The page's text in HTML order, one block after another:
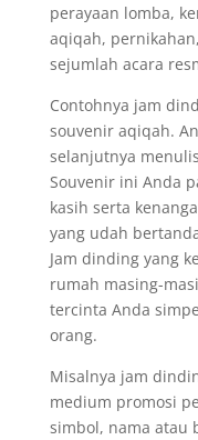
perayaan lomba,
aqiqah,
sejumlah acara
Contohnya jam
souvenir aqiqah.
selanjutnya
Souvenir ini Anda
kasih serta
yang udah
Jam dinding yang
rumah masing-
tercinta Anda
orang.
Misalnya jam
medium promosi
simbol, nama atau